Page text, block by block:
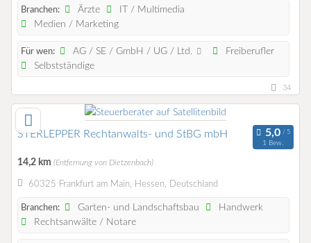
Branchen: Ärzte
IT / Multimedia
Medien / Marketing
Für wen: AG / SE / GmbH / UG / Ltd.
Freiberufler
Selbstständige
34
STERLEPPER Rechtanwalts- und StBG mbH
1 Bew.
14,2 km (Entfernung von Dietzenbach)
60325 Frankfurt am Main, Hessen, Deutschland
Branchen: Garten- und Landschaftsbau
Handwerk
Rechtsanwälte / Notare